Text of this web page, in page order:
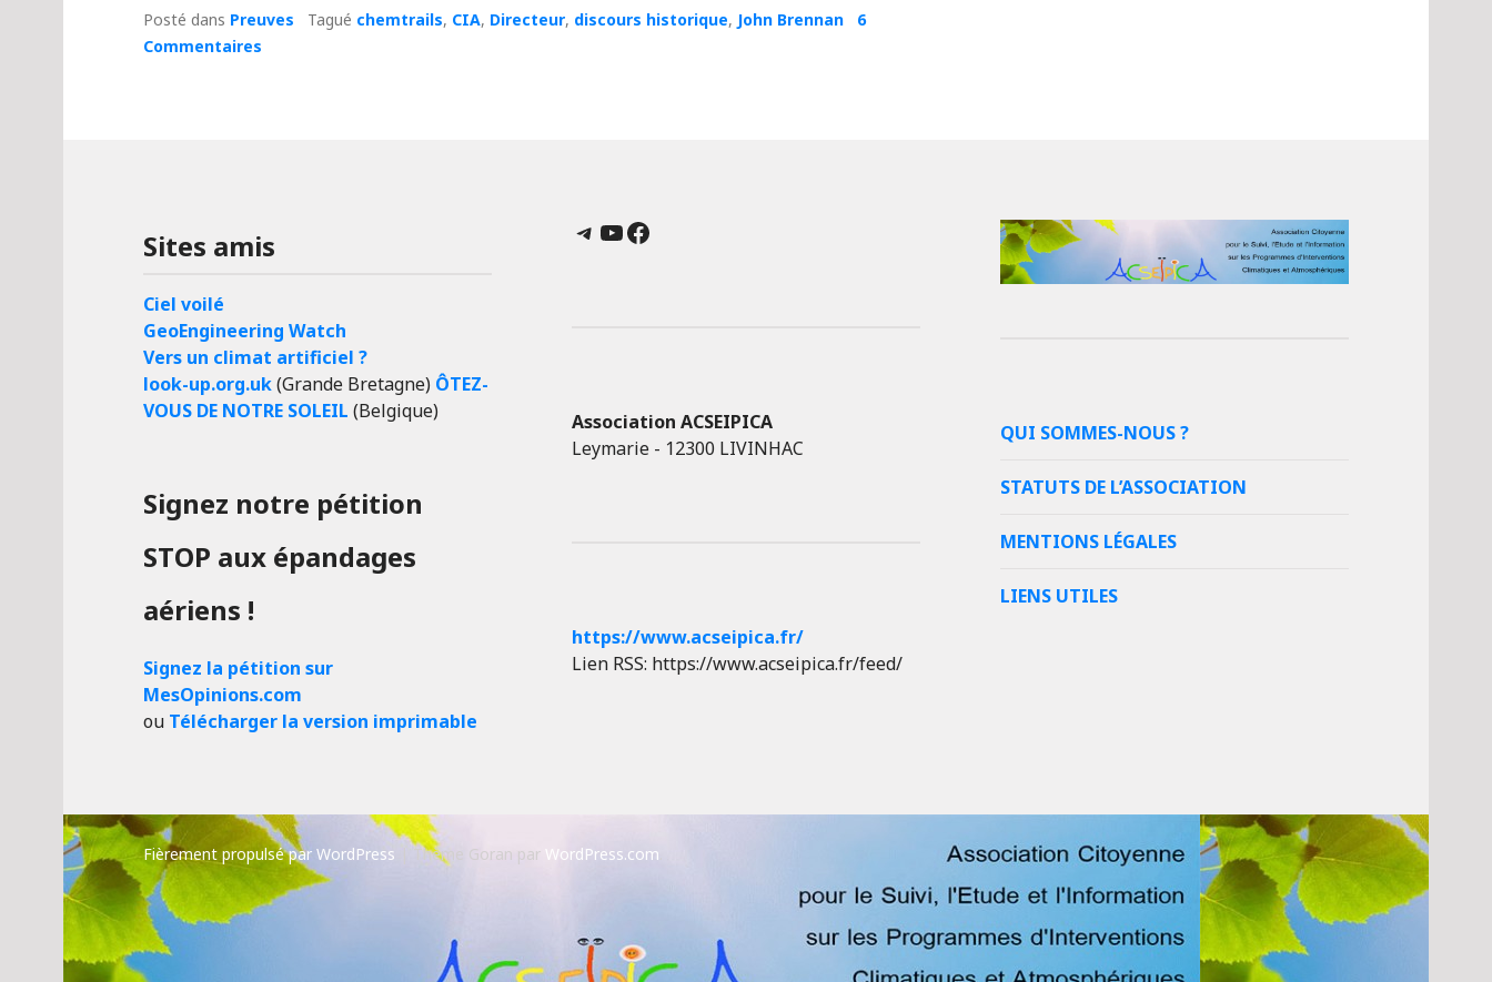
Posté dans Preuves Tagué chemtrails, CIA, Directeur, discours historique, John Brennan
6
Commentaires
Sites amis
Ciel voilé
GeoEngineering Watch
Vers un climat artificiel ?
look-up.org.uk(Grande Bretagne) ÔTEZ-
VOUS DE NOTRE SOLEIL (Belgique)
Signez notre pétition
STOP aux épandages
aériens !
Signez la pétition sur
MesOpinions.com
ou Télécharger la version imprimable
Telegram
YouTube
Facebook
Association ACSEIPICA
Leymarie - 12300 LIVINHAC
https://www.acseipica.fr/
Lien RSS: https://www.acseipica.fr/feed/
QUI SOMMES-NOUS ?
STATUTS DE L’ASSOCIATION
MENTIONS LÉGALES
LIENS UTILES
Fièrement propulsé par WordPress Thème Goran par WordPress.com